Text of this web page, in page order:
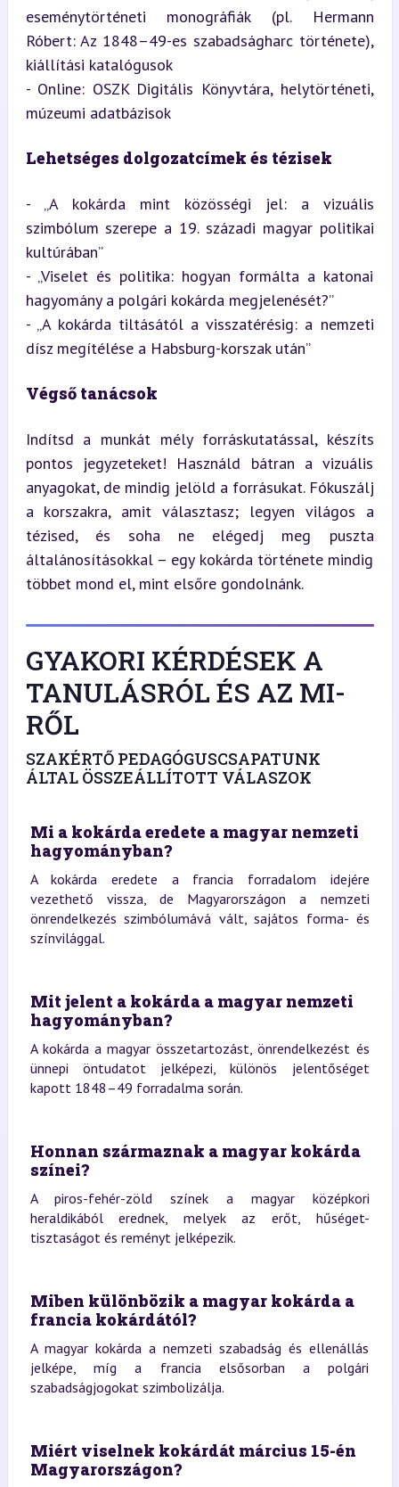
eseménytörténeti monográfiák (pl. Hermann
Róbert: Az 1848–49-es szabadságharc története),
kiállítási katalógusok
- Online: OSZK Digitális Könyvtára, helytörténeti,
múzeumi adatbázisok
Lehetséges dolgozatcímek és tézisek
- „A kokárda mint közösségi jel: a vizuális
szimbólum szerepe a 19. századi magyar politikai
kultúrában”
- „Viselet és politika: hogyan formálta a katonai
hagyomány a polgári kokárda megjelenését?”
- „A kokárda tiltásától a visszatérésig: a nemzeti
dísz megítélése a Habsburg-korszak után”
Végső tanácsok
Indítsd a munkát mély forráskutatással, készíts
pontos jegyzeteket! Használd bátran a vizuális
anyagokat, de mindig jelöld a forrásukat. Fókuszálj
a korszakra, amit választasz; legyen világos a
tézised, és soha ne elégedj meg puszta
általánosításokkal – egy kokárda története mindig
többet mond el, mint elsőre gondolnánk.
GYAKORI KÉRDÉSEK A
TANULÁSRÓL ÉS AZ MI-
RŐL
SZAKÉRTŐ PEDAGÓGUSCSAPATUNK
ÁLTAL ÖSSZEÁLLÍTOTT VÁLASZOK
Mi a kokárda eredete a magyar nemzeti
hagyományban?
A kokárda eredete a francia forradalom idejére
vezethető vissza, de Magyarországon a nemzeti
önrendelkezés szimbólumává vált, sajátos forma- és
színvilággal.
Mit jelent a kokárda a magyar nemzeti
hagyományban?
A kokárda a magyar összetartozást, önrendelkezést és
ünnepi öntudatot jelképezi, különös jelentőséget
kapott 1848–49 forradalma során.
Honnan származnak a magyar kokárda
színei?
A piros-fehér-zöld színek a magyar középkori
heraldikából erednek, melyek az erőt, hűséget-
tisztaságot és reményt jelképezik.
Miben különbözik a magyar kokárda a
francia kokárdától?
A magyar kokárda a nemzeti szabadság és ellenállás
jelképe, míg a francia elsősorban a polgári
szabadságjogokat szimbolizálja.
Miért viselnek kokárdát március 15-én
Magyarországon?